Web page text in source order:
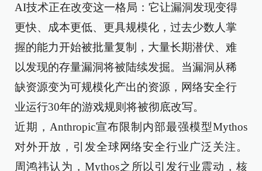
AI技术正在改变这一格局：它让漏洞发现变得
更快、成本更低、更具规模化，过去少数人掌
握的能力开始被批量复制，大量长期潜伏、难
以发现的存量漏洞将被陆续发掘。当漏洞从稀
缺资源变为可规模化产出的资源，网络安全行
业运行30年的游戏规则将被彻底改写。
近期，Anthropic宣布限制内部最强模型Mythos
对外开放，引发全球网络安全行业广泛关注。
周鸿祎认为，Mythos之所以引发行业震动，核